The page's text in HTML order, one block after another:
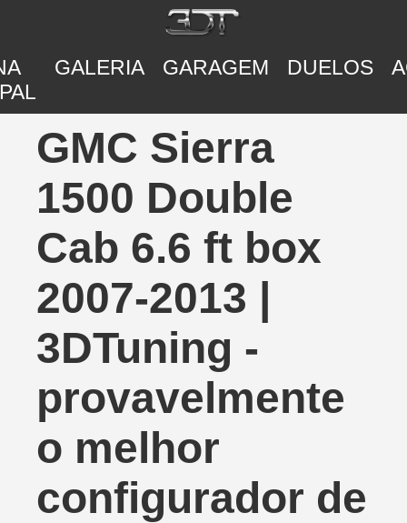
GALERIA GARAGEM DUELOS
GMC Sierra
1500 Double
Cab 6.6 ft box
2007-2013 |
3DTuning -
provavelmente
o melhor
configurador de